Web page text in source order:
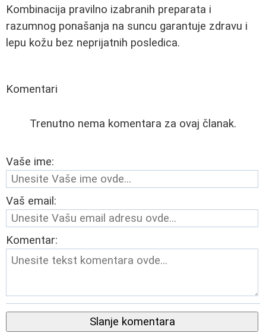
Kombinacija pravilno izabranih preparata i
razumnog ponašanja na suncu garantuje zdravu i
lepu kožu bez neprijatnih posledica.
Komentari
Trenutno nema komentara za ovaj članak.
Vaše ime:
Vaš email:
Komentar:
Slanje komentara